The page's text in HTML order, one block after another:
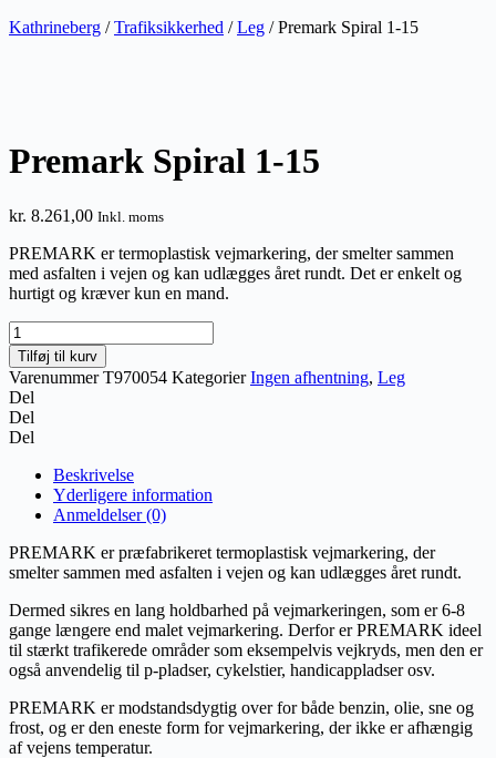
Kathrineberg /Trafiksikkerhed /Leg / Premark Spiral 1-15
Premark Spiral 1-15
kr. 8.261,00 Inkl. moms
PREMARK er termoplastisk vejmarkering, der smelter sammen
med asfalten i vejen og kan udlægges året rundt. Det er enkelt og
hurtigt og kræver kun en mand.
Premark
Spiral
1-
15
antal
Tilføj til kurv
VarenummerT970054 Kategorier Ingen afhentning, Leg
Del
Del
Del
Beskrivelse
Yderligere information
Anmeldelser (0)
PREMARK er præfabrikeret termoplastisk vejmarkering, der
smelter sammen med asfalten i vejen og kan udlægges året rundt.
Dermed sikres en lang holdbarhed på vejmarkeringen, som er 6-8
gange længere end malet vejmarkering. Derfor er PREMARK ideel
til stærkt trafikerede områder som eksempelvis vejkryds, men den er
også anvendelig til p-pladser, cykelstier, handicappladser osv.
PREMARK er modstandsdygtig over for både benzin, olie, sne og
frost, og er den eneste form for vejmarkering, der ikke er afhængig
af vejens temperatur.